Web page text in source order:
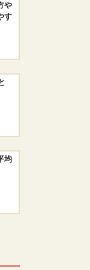
や
す
均